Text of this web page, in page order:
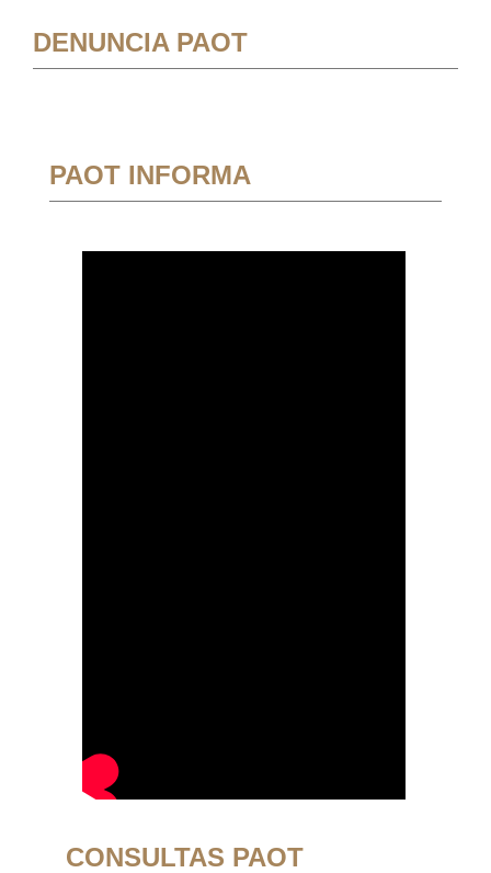
DENUNCIA PAOT
PAOT INFORMA
CONSULTAS PAOT